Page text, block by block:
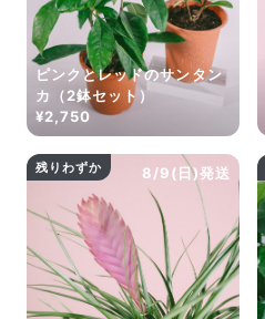
ピンクとレッドのサンタン
カ（2鉢セット）
¥2,750
8/9(日)発送
残りわずか